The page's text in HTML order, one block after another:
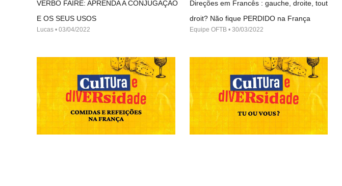
VERBO FAIRE: APRENDA A CONJUGAÇÃO
E OS SEUS USOS
Lucas 03/04/2022
Direções em Francês : gauche, droite, tout
droit? Não fique PERDIDO na França
Equipe OFTB 30/03/2022